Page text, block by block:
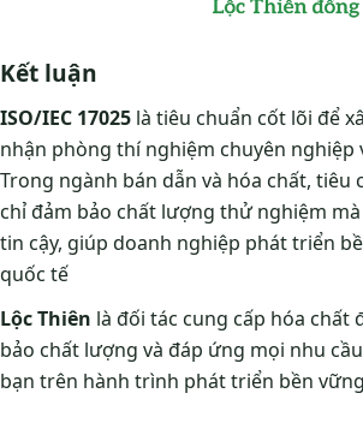
Kết luận
ISO/IEC 17025 là tiêu chuẩn cốt lõi để
nhận phòng thí nghiệm chuyên nghiệp
Trong ngành bán dẫn và hóa chất, tiêu
chỉ đảm bảo chất lượng thử nghiệm
tin cậy, giúp doanh nghiệp phát triển
quốc tế
Lộc Thiên là đối tác cung cấp hóa chất
bảo chất lượng và đáp ứng mọi nhu
bạn trên hành trình phát triển bền